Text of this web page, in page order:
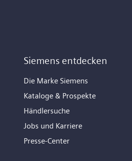
Siemens entdecken
Die Marke Siemens
Kataloge & Prospekte
Händlersuche
Jobs und Karriere
Presse-Center